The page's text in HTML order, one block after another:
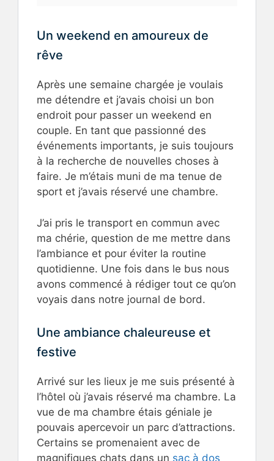
Un weekend en amoureux de
rêve
Après une semaine chargée je voulais
me détendre et j’avais choisi un bon
endroit pour passer un weekend en
couple. En tant que passionné des
événements importants, je suis toujours
à la recherche de nouvelles choses à
faire. Je m’étais muni de ma tenue de
sport et j’avais réservé une chambre.
J’ai pris le transport en commun avec
ma chérie, question de me mettre dans
l’ambiance et pour éviter la routine
quotidienne. Une fois dans le bus nous
avons commencé à rédiger tout ce qu’on
voyais dans notre journal de bord.
Une ambiance chaleureuse et
festive
Arrivé sur les lieux je me suis présenté à
l’hôtel où j’avais réservé ma chambre. La
vue de ma chambre étais géniale je
pouvais apercevoir un parc d’attractions.
Certains se promenaient avec de
magnifiques chats dans un sac à dos